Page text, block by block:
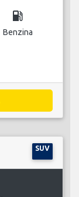
local_gas_station
Benzina
SUV